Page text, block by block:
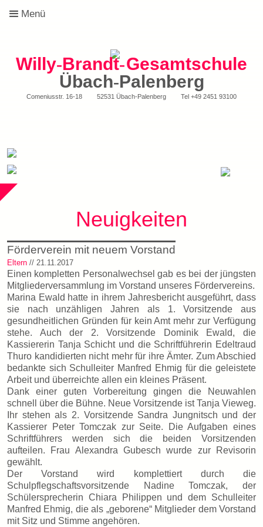
Menü
Willy-Brandt-Gesamtschule
Übach-Palenberg
Comeniusstr. 16-18 52531 Übach-Palenberg Tel +49 2451 93100
Neuigkeiten
Förderverein mit neuem Vorstand
Eltern // 21.11.2017
Einen kompletten Personalwechsel gab es bei der jüngsten
Mitgliederversammlung im Vorstand unseres Fördervereins.
Marina Ewald hatte in ihrem Jahresbericht ausgeführt, dass
sie nach unzähligen Jahren als 1. Vorsitzende aus
gesundheitlichen Gründen für kein Amt mehr zur Verfügung
stehe. Auch der 2. Vorsitzende Dominik Ewald, die
Kassiererin Tanja Schicht und die Schriftführerin Edeltraud
Thuro kandidierten nicht mehr für ihre Ämter. Zum Abschied
bedankte sich Schulleiter Manfred Ehmig für die geleistete
Arbeit und überreichte allen ein kleines Präsent.
Dank einer guten Vorbereitung gingen die Neuwahlen
schnell über die Bühne. Neue Vorsitzende ist Tanja Vieweg.
Ihr stehen als 2. Vorsitzende Sandra Jungnitsch und der
Kassierer Peter Tomczak zur Seite. Die Aufgaben eines
Schriftführers werden sich die beiden Vorsitzenden
aufteilen. Frau Alexandra Gubesch wurde zur Revisorin
gewählt.
Der Vorstand wird komplettiert durch die
Schulpflegschaftsvorsitzende Nadine Tomczak, der
Schülersprecherin Chiara Philippen und dem Schulleiter
Manfred Ehmig, die als „geborene“ Mitglieder dem Vorstand
mit Sitz und Stimme angehören.